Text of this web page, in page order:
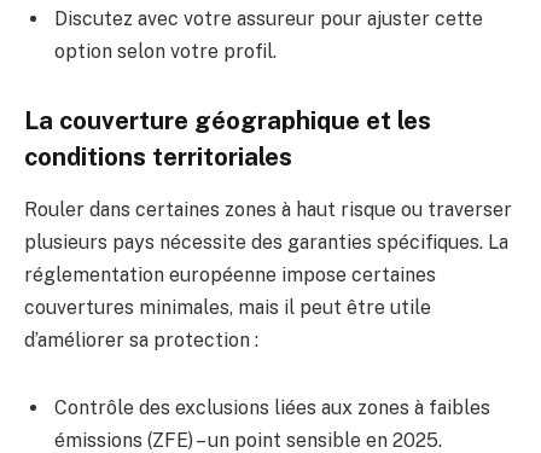
Discutez avec votre assureur pour ajuster cette
option selon votre profil.
La couverture géographique et les
conditions territoriales
Rouler dans certaines zones à haut risque ou traverser
plusieurs pays nécessite des garanties spécifiques. La
réglementation européenne impose certaines
couvertures minimales, mais il peut être utile
d’améliorer sa protection :
Contrôle des exclusions liées aux zones à faibles
émissions (ZFE) – un point sensible en 2025.